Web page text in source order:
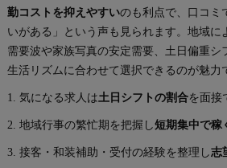
勤コストを抑えやすいのも利点で、口コミ
いがある」という声も見られます。地域に
需要波や家族写真の安定需要、土日偏重シ
生活リズムに合わせて選択できるのが魅力
1. 気になる求人は土日シフトの割合を面接
2. 地域行事の繁忙期を把握し短期集中で稼
3. 接客・和装補助・受付の経験を整理し志